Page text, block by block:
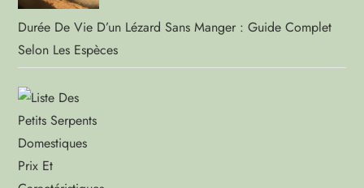
Durée De Vie D’un Lézard Sans Manger : Guide Complet
Selon Les Espèces